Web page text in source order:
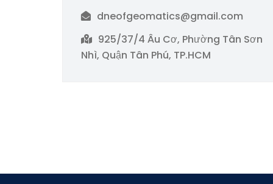
dneofgeomatics@gmail.com
925/37/4 Âu Cơ, Phường Tân Sơn
Nhì, Quận Tân Phú, TP.HCM